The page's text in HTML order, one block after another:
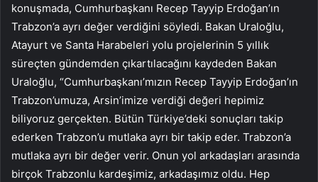
konuşmada, Cumhurbaşkanı Recep Tayyip Erdoğan’ın
Trabzon’a ayrı değer verdiğini söyledi. Bakan Uraloğlu,
Atayurt ve Santa Harabeleri yolu projelerinin 5 yıllık
süreçten gündemden çıkartılacağını kaydeden Bakan
Uraloğlu, “Cumhurbaşkanı’mızın Recep Tayyip Erdoğan’ın
Trabzon’umuza, Arsin’imize verdiği değeri hepimiz
biliyoruz gerçekten. Bütün Türkiye’deki sonuçları takip
ederken Trabzon’u mutlaka ayrı bir takip eder. Trabzon’a
mutlaka ayrı bir değer verir. Onun yol arkadaşları arasında
birçok Trabzonlu kardeşimiz, arkadaşımız oldu. Hep